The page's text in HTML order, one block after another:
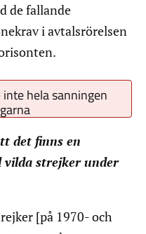
de fallande
i avtalsrörelsen
hela sanningen
det finns en
strejker under
[på 1970- och